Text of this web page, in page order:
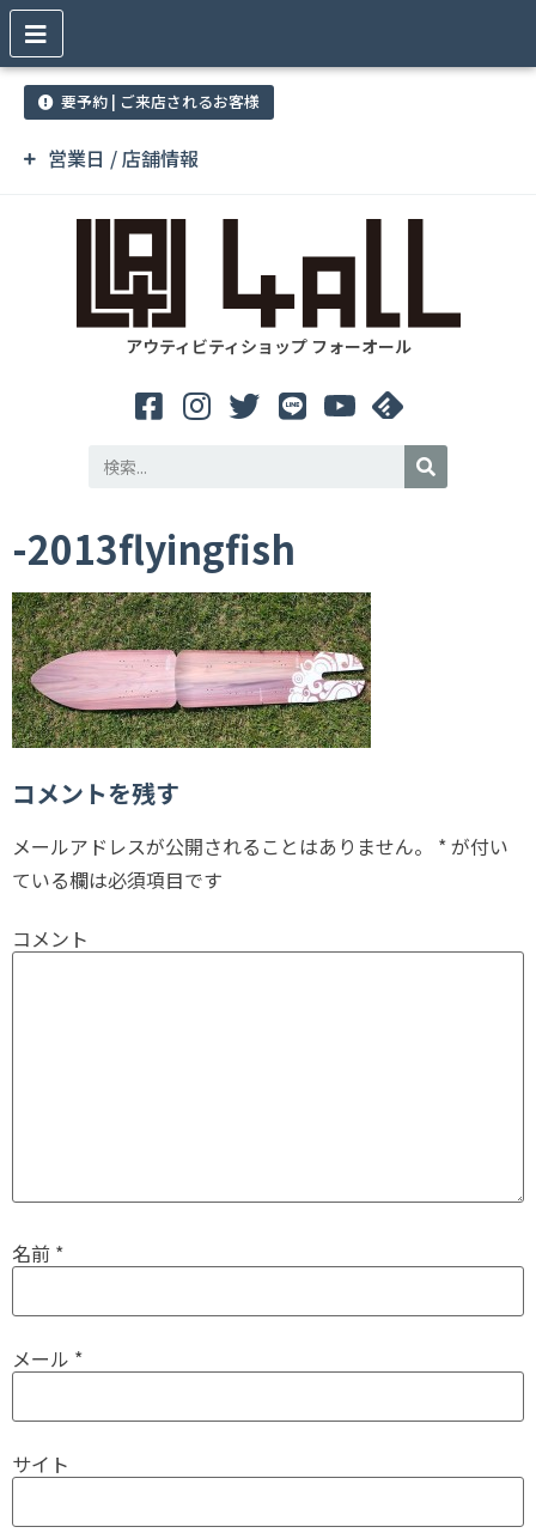
営業日 / 店舗情報
要予約 | ご来店されるお客様
アウティビティショップ フォーオール
-2013flyingfish
コメントを残す
メールアドレスが公開されることはありません。 *が付い
ている欄は必須項目です
コメント
名前 *
メール *
サイト